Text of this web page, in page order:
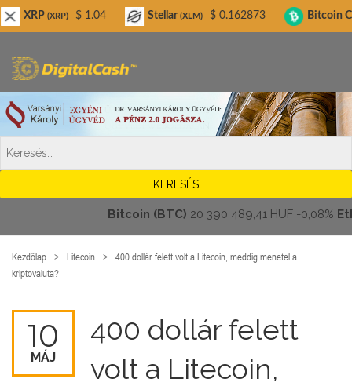
Bitcoin (BTC)20 390 489,41 HUF-0,08%
Kezdőlap Litecoin
400 dollár felett volt a Litecoin, meddig menetel a
kriptovaluta?
10
MÁJ
400 dollár felett
volt a Litecoin,
$ 1.04 Stellar (XLM) $ 0.162873 Bitcoin Cash (BCH) $
Digitalcash.hu